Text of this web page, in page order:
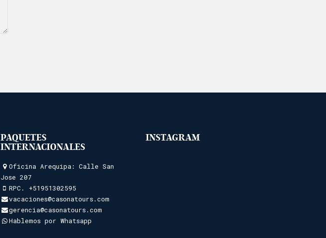
PAQUETES
INTERNACIONALES
Oficina Arequipa: Calle San
Jose 207
RPC. +51951302595
vacaciones@casonatours.com
gerencia@casonatours.com
Hablemos por Whatsapp
INSTAGRAM